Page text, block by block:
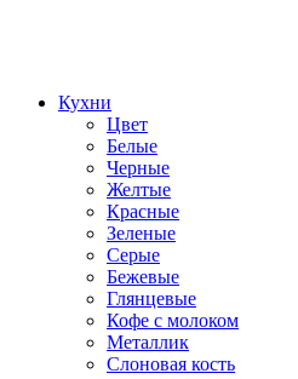
Кухни
Цвет
Белые
Черные
Желтые
Красные
Зеленые
Серые
Бежевые
Глянцевые
Кофе с молоком
Металлик
Слоновая кость